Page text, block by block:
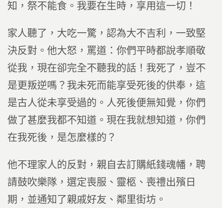
知，祭不能食。我要在生時，享用這一切！
家人聽了，大吃一驚，認為大不吉利，一致堅
決反對。他大怒，罵道：你們平時都說孝順敬
從我，現在卻完全不聽我的話！我死了，豈不
是更叛逆嗎？我未死而能享受死後的供奉，這
是古人從未享受過的。人死後便無知覺，你們
做了甚麼我都不知道。現在我就想知道，你們
在我死後，是怎麼樣的？
他不理家人的反對，親自去訂購紙錢魂幡，聘
請鼓吹樂隊，選定喪服、靈柩、喪禮出殯日
期，並通知了親戚好友、鄰里街坊。